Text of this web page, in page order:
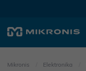
Mikronis Elektronika